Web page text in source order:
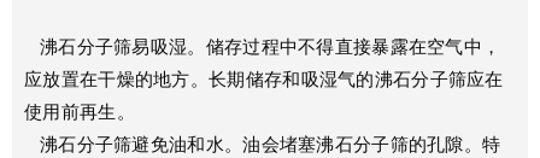
沸石分子筛易吸湿。储存过程中不得直接暴露在空气中，
应放置在干燥的地方。长期储存和吸湿气的沸石分子筛应在
使用前再生。
沸石分子筛避免油和水。油会堵塞沸石分子筛的孔隙。特